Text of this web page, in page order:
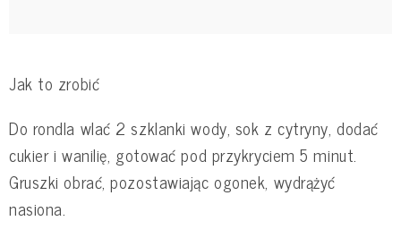
Jak to zrobić
Do rondla wlać 2 szklanki wody, sok z cytryny, dodać
cukier i wanilię, gotować pod przykryciem 5 minut.
Gruszki obrać, pozostawiając ogonek, wydrążyć
nasiona.